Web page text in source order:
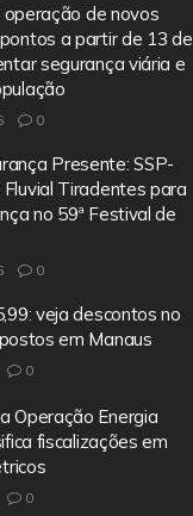
operação de novos
a partir de 13 de
segurança viária e
0
Presente: SSP-
Tiradentes para
no 59ª Festival de
0
veja descontos no
em Manaus
0
Operação Energia
fiscalizações em
0